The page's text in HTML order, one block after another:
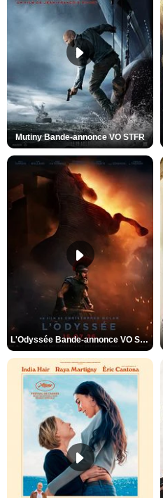
Mutiny Bande-annonce VO STFR
L'Odyssée Bande-annonce VO STFR